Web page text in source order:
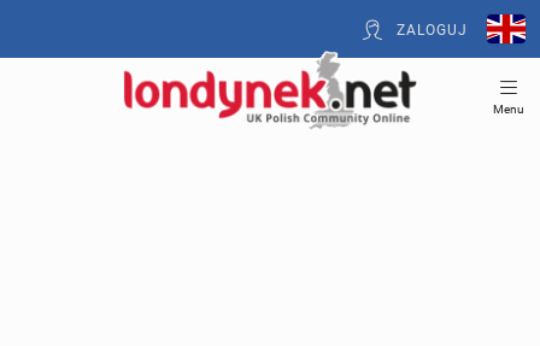
ZALOGUJ
Menu